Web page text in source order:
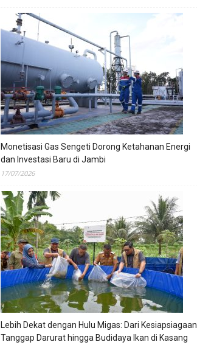
Monetisasi Gas Sengeti Dorong Ketahanan Energi
dan Investasi Baru di Jambi
17/07/2026
Lebih Dekat dengan Hulu Migas: Dari Kesiapsiagaan
Tanggap Darurat hingga Budidaya Ikan di Kasang